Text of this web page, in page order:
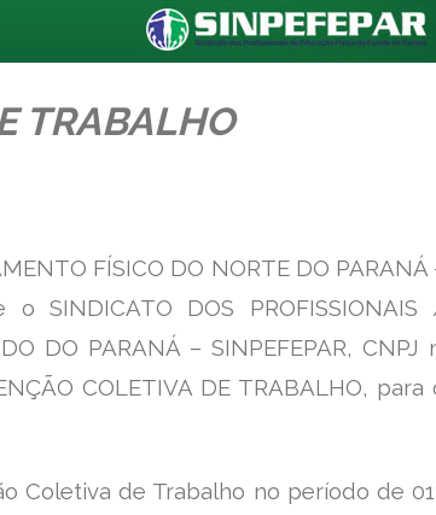
TRABALHO
FÍSICO DO NORTE DO PARANÁ
o SINDICATO DOS
DO PARANÁ – SINPEFEPAR, CNPJ
COLETIVA DE TRABALHO, para
Coletiva de Trabalho no período de